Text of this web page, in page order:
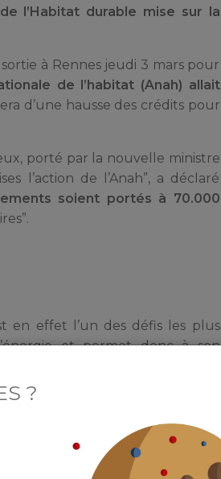
l’Habitat durable mise sur la
à Rennes jeudi 3 mars pour
de l’habitat (Anah) allait
d’une hausse des crédits pour
porté par la nouvelle ministre
l’action de l’Anah”, a déclaré
soient portés à 70.000
en effet l’un des défis les plus
et permet donc à son
24 000 emplois en France, a
?